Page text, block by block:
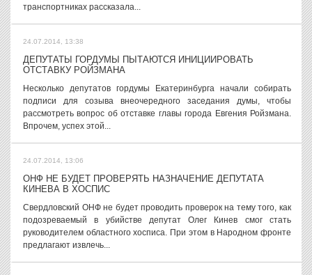
транспортниках рассказала...
24.07.2014, 13:38
ДЕПУТАТЫ ГОРДУМЫ ПЫТАЮТСЯ ИНИЦИИРОВАТЬ
ОТСТАВКУ РОЙЗМАНА
Несколько депутатов гордумы Екатеринбурга начали собирать
подписи для созыва внеочередного заседания думы, чтобы
рассмотреть вопрос об отставке главы города Евгения Ройзмана.
Впрочем, успех этой...
24.07.2014, 13:06
ОНФ НЕ БУДЕТ ПРОВЕРЯТЬ НАЗНАЧЕНИЕ ДЕПУТАТА
КИНЕВА В ХОСПИС
Свердловский ОНФ не будет проводить проверок на тему того, как
подозреваемый в убийстве депутат Олег Кинев смог стать
руководителем областного хосписа. При этом в Народном фронте
предлагают извлечь...